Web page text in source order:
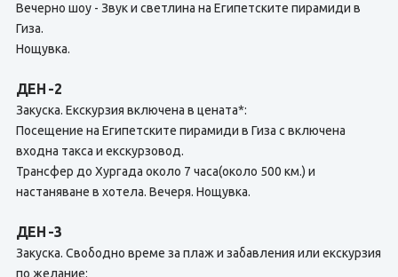
Вечерно шоу - Звук и светлина на Египетските пирамиди в
Гиза.
Нощувка.
ДЕН -2
Закуска. Екскурзия включена в цената*:
Посещение на Египетските пирамиди в Гиза с включена
входна такса и екскурзовод.
Трансфер до Хургада около 7 часа(около 500 км.) и
настаняване в хотела. Вечеря. Нощувка.
ДЕН -3
Закуска. Свободно време за плаж и забавления или екскурзия
по желание: